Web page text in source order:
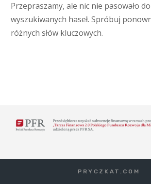
Przepraszamy, ale nic nie pasowało do
wyszukiwanych haseł. Spróbuj
różnych słów kluczowych.
PRYCZKAT.COM